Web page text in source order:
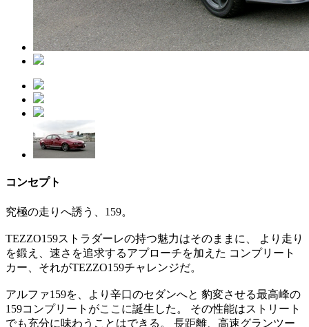
コンセプト
究極の走りへ誘う、159。
TEZZO159ストラダーレの持つ魅力はそのままに、 より走り
を鍛え、速さを追求するアプローチを加えた コンプリート
カー、それがTEZZO159チャレンジだ。
アルファ159を、より辛口のセダンへと 豹変させる最高峰の
159コンプリートがここに誕生した。 その性能はストリート
でも充分に味わうことはできる。 長距離、高速グランツー